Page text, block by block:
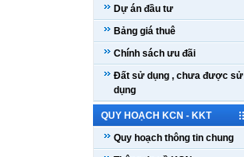
Dự án đầu tư
Bảng giá thuê
Chính sách ưu đãi
Đất sử dụng , chưa được sử
dụng
QUY HOẠCH KCN - KKT
Quy hoạch thông tin chung